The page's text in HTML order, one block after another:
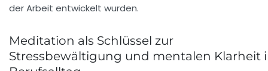
der Arbeit entwickelt wurden.
Meditation als Schlüssel zur
Stressbewältigung und mentalen Klarheit